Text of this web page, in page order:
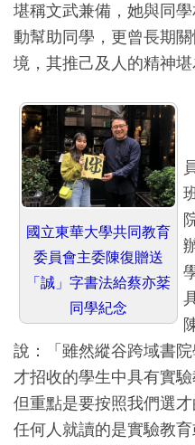
堪稱文武兼備，她與同
動幫助同學，更曾長期
境，其推己及人的精神堪
國立東華大學共同教育
委員會主委陳復贈送
「誠」字書法給蔡亦棻
同學紀念
說：「雖然縱谷跨域書
才招收的學生中具有實
但重點是要按照我們選
任何人就讀的是實驗教